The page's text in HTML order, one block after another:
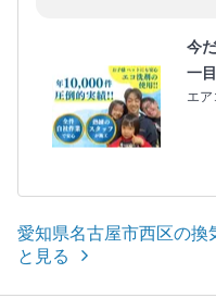
今
一
エ
愛知県名古屋市西区の換
と見る